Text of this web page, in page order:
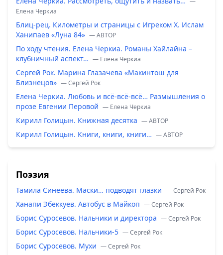
Елена Черкиа
Блиц-рец. Километры и страницы с Игреком Х. Ислам
Ханипаев «Луна 84» — ABTOP
По ходу чтения. Елена Черкиа. Романы Хайлайна –
клубничный аспект… — Елена Черкиа
Сергей Рок. Марина Глазачева «Макинтош для
Близнецов» — Сергей Рок
Елена Черкиа. Любовь и всё-всё-всё… Размышления о
прозе Евгении Перовой — Елена Черкиа
Кирилл Голицын. Книжная десятка — ABTOP
Кирилл Голицын. Книги, книги, книги… — ABTOP
Поэзия
Тамила Синеева. Маски… подводят глазки — Сергей Рок
Ханапи Эбеккуев. Автобус в Майкоп — Сергей Рок
Борис Суросевов. Нальчики и директора — Сергей Рок
Борис Суросевов. Нальчики-5 — Сергей Рок
Борис Суросевов. Мухи — Сергей Рок